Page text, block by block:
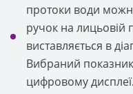
протоки води
ручок на лицьовій
виставляється в
Вибраний
цифровому дисплеї.